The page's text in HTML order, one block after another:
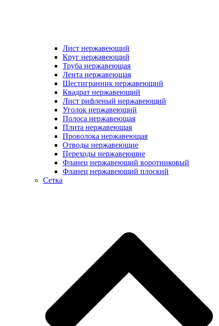
Лист нержавеющий
Круг нержавеющий
Труба нержавеющая
Лента нержавеющая
Шестигранник нержавеющий
Квадрат нержавеющий
Лист рифленый нержавеющий
Уголок нержавеющий
Полоса нержавеющая
Плита нержавеющая
Проволока нержавеющая
Отводы нержавеющие
Переходы нержавеющие
Фланец нержавеющий воротниковый
Фланец нержавеющий плоский
Сетка